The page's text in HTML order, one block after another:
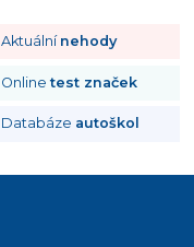
Aktuální nehody
Onlinetest značek
Databáze autoškol